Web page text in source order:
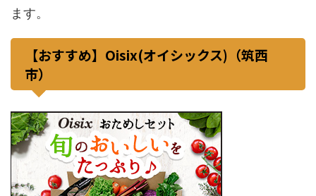
ます。
【おすすめ】Oisix(オイシックス)（筑西
市）